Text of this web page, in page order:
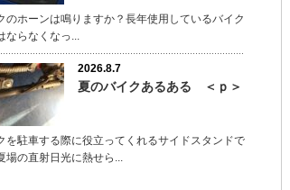
のホーンは鳴りますか？長年使用しているバイク
ならなくなっ...
2026.8.7
夏のバイクあるある ＜ｐ＞
を駐車する際に役立ってくれるサイドスタンドで
場の直射日光に熱せら...